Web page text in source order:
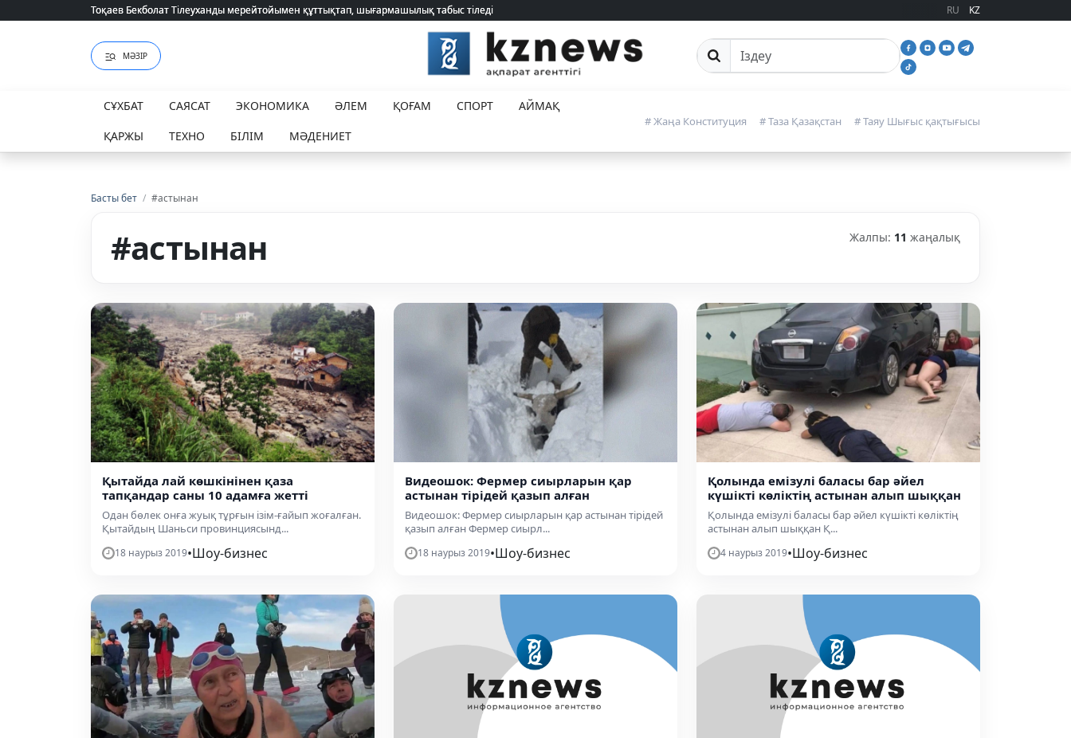
Тоқаев Бекболат Тілеуханды мерейтойымен құттықтап, шығармашылық табыс тіледі
Тоқаев Бекболат Тілеуханды мерейтойымен құттықтап, шығармашылық табыс тіледі RU KZ
МӘЗІР Сайттан іздеу
СҰХБАТ САЯСАТ ЭКОНОМИКА ӘЛЕМ ҚОҒАМ СПОРТ
АЙМАҚ
ҚАРЖЫ
ТЕХНО БІЛІМ МӘДЕНИЕТ
# Жаңа Конституция # Таза Қазақстан # Таяу Шығыс қақтығысы
Басты бет / #астынан
#астынан Жалпы: 11 жаңалық
Қытайда лай көшкінінен қаза
тапқандар саны 10 адамға жетті
Одан бөлек онға жуық тұрғын ізім-ғайып жоғалған.
Қытайдың Шаньси провинциясынд...
18 наурыз 2019•Шоу-бизнес
Видеошок: Фермер сиырларын қар
астынан тірідей қазып алған
Видеошок: Фермер сиырларын қар астынан тірідей
қазып алған Фермер сиырл...
18 наурыз 2019•Шоу-бизнес
​Қолында емізулі баласы бар әйел
күшікті көліктің астынан алып шыққан
​Қолында емізулі баласы бар әйел күшікті көліктің
астынан алып шыққан Қ...
4 наурыз 2019•Шоу-бизнес